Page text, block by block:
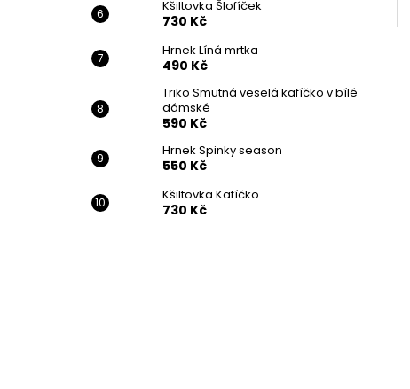
Kšiltovka Šlofíček
730 Kč
Hrnek Líná mrtka
490 Kč
Triko Smutná veselá kafíčko v bílé
dámské
590 Kč
Hrnek Spinky season
550 Kč
Kšiltovka Kafíčko
730 Kč